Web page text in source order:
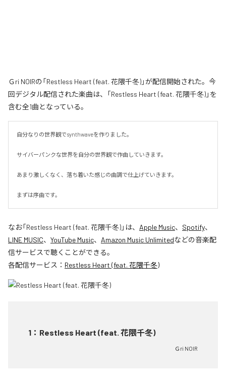
Ｇri NOIRの「Restless Heart (feat. 花隈千冬)」が配信開始された。今
回デジタル配信された楽曲は、「Restless Heart (feat. 花隈千冬)」を
含む全1曲となっている。
自分なりの世界観でsynthwaveを作りました。
サイバーパンクな世界を自分の世界観で作曲していきます。
あまり激しくなく、落ち着いた感じの曲調で仕上げていきます。
まずは序曲です。
なお「Restless Heart (feat. 花隈千冬)」は、 Apple Music、 Spotify、
LINE MUSIC、 YouTube Music、 Amazon Music Unlimitedなどの音楽配
信サービスで聴くことができる。
各配信サービス： Restless Heart (feat. 花隈千冬)
1 ： Restless Heart (feat. 花隈千冬)
Ｇri NOIR